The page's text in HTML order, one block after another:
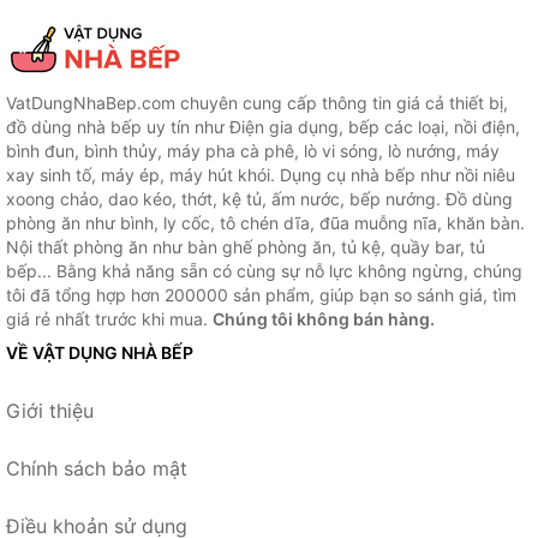
VatDungNhaBep.com chuyên cung cấp thông tin giá cả thiết bị,
đồ dùng nhà bếp uy tín như Điện gia dụng, bếp các loại, nồi điện,
bình đun, bình thủy, máy pha cà phê, lò vi sóng, lò nướng, máy
xay sinh tố, máy ép, máy hút khói. Dụng cụ nhà bếp như nồi niêu
xoong chảo, dao kéo, thớt, kệ tủ, ấm nước, bếp nướng. Đồ dùng
phòng ăn như bình, ly cốc, tô chén dĩa, đũa muỗng nĩa, khăn bàn.
Nội thất phòng ăn như bàn ghế phòng ăn, tủ kệ, quầy bar, tủ
bếp... Bằng khả năng sẵn có cùng sự nỗ lực không ngừng, chúng
tôi đã tổng hợp hơn 200000 sản phẩm, giúp bạn so sánh giá, tìm
giá rẻ nhất trước khi mua. Chúng tôi không bán hàng.
VỀ VẬT DỤNG NHÀ BẾP
Giới thiệu
Chính sách bảo mật
Điều khoản sử dụng